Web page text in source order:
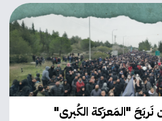
نَربَحَ "المَعرَكة الكُبرى"